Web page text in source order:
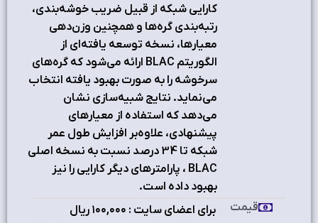
کارايي شبکه از قبيل ضريب خوشه‌بندي،
رتبه‌بندي گره‌ها و همچنين وزن‌دهي
معيارها، نسخه توسعه‌ يافته‌اي از
الگوريتم BLAC ارائه مي‌شود که گره‌هاي
سرخوشه را به صورت بهبود يافته انتخاب
مي‌نمايد. نتايج شبيه‌سازي نشان
مي‌دهد که استفاده از معيارهاي
پيشنهادي، علاوه‌بر افزايش طول عمر
شبکه تا 34 درصد نسبت به نسخه اصلي
BLAC ، پارامترهاي ديگر کارايي را نيز
بهبود داده است.
برای اعضای سایت : ۱٠٠,٠٠٠ ریال
قیمت